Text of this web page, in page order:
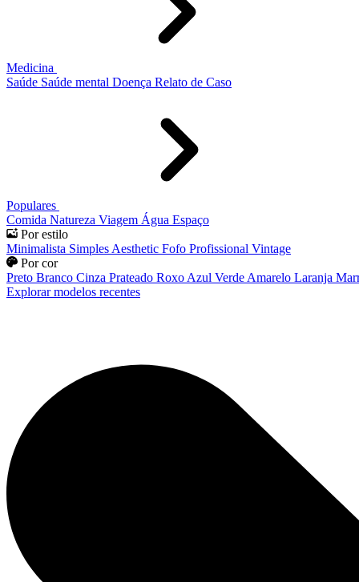
Medicina
Saúde Saúde mental Doença Relato de Caso
Populares
Comida Natureza Viagem Água Espaço
Por estilo
Minimalista Simples Aesthetic Fofo Profissional Vintage
Por cor
Preto Branco Cinza Prateado Roxo Azul Verde Amarelo Laranja
Explorar modelos recentes